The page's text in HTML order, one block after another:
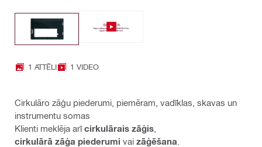
1 ATTĒLI 1 VIDEO
Cirkulāro zāģu piederumi, piemēram, vadīklas, skavas un
instrumentu somas
Klienti meklēja arīcirkulārais zāģis
cirkulārā zāģa piederumi vai zāģēšana